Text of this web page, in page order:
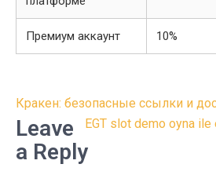
Премиум аккаунт 10%
Post
navigation
Кракен: безопасные ссылки и
EGT slot demo oyna
Leave
a Reply